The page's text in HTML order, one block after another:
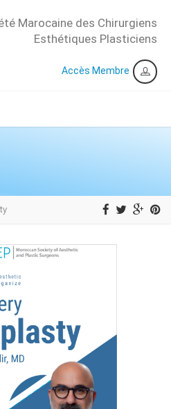
Marocaine des Chirurgiens
Esthétiques Plasticiens
Accès Membre